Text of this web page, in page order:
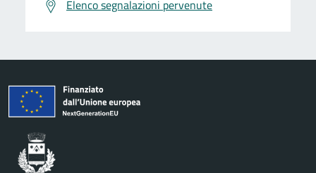
Elenco segnalazioni pervenute